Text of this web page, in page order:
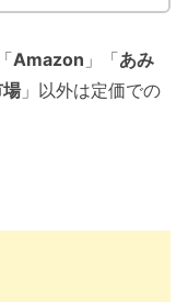
Amazon 」「あみ
」以外は定価での